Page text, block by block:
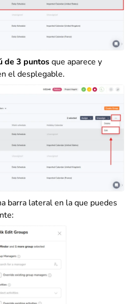
de 3 puntosque aparece y
el desplegable.
barra lateral en la que puedes